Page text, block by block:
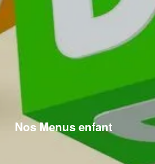
Nos Menus enfant